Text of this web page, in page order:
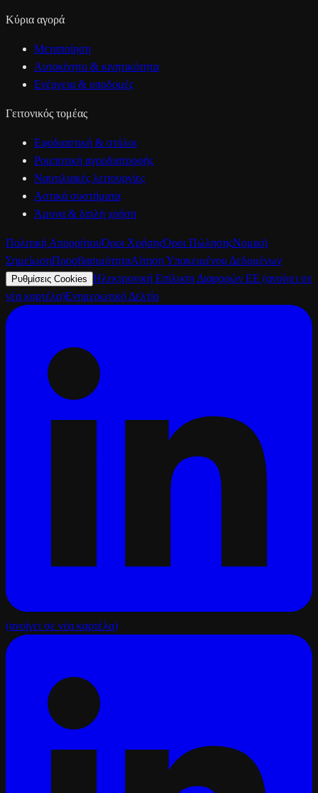
Κύρια αγορά
Μεταποίηση
Αυτοκίνητο & κινητικότητα
Ενέργεια & υποδομές
Γειτονικός τομέας
Εφοδιαστική & στόλοι
Ρομποτική αγροδιατροφής
Ναυτιλιακές λειτουργίες
Αστικά συστήματα
Άμυνα & διπλή χρήση
Πολιτική ΑπορρήτουΌροι ΧρήσηςΌροι ΠώλησηςΝομική
ΣημείωσηΠροσβασιμότηταΑίτηση Υποκειμένου Δεδομένων
Ρυθμίσεις Cookies Ηλεκτρονική Επίλυση Διαφορών ΕΕ (ανοίγει σε
νέα καρτέλα)Ενημερωτικό Δελτίο
(ανοίγει σε νέα καρτέλα)